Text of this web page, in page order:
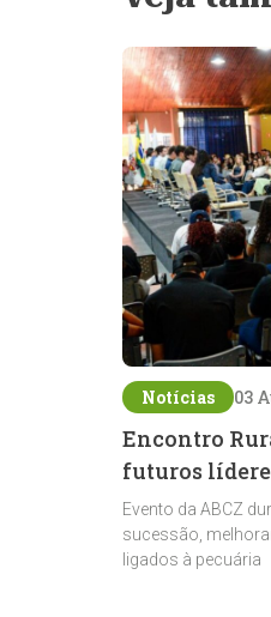
Notícias 03
Encontro
futuros
Evento da ABCZ
sucessão,
ligados à pecuária